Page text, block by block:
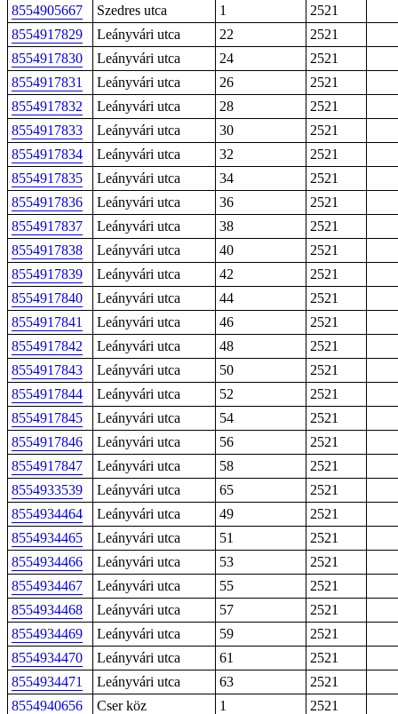
8554905667
Szedres utca 1
2521
8554917829
Leányvári utca 22
2521
8554917830
Leányvári utca 24
2521
8554917831
Leányvári utca 26
2521
8554917832
Leányvári utca 28
2521
8554917833
Leányvári utca 30
2521
8554917834
Leányvári utca 32
2521
8554917835
Leányvári utca 34
2521
8554917836
Leányvári utca 36
2521
8554917837
Leányvári utca 38
2521
8554917838
Leányvári utca 40
2521
8554917839
Leányvári utca 42
2521
8554917840
Leányvári utca 44
2521
8554917841
Leányvári utca 46
2521
8554917842
Leányvári utca 48
2521
8554917843
Leányvári utca 50
2521
8554917844
Leányvári utca 52
2521
8554917845
Leányvári utca 54
2521
8554917846
Leányvári utca 56
2521
8554917847
Leányvári utca 58
2521
8554933539
Leányvári utca 65
2521
8554934464
Leányvári utca 49
2521
8554934465
Leányvári utca 51
2521
8554934466
Leányvári utca 53
2521
8554934467
Leányvári utca 55
2521
8554934468
Leányvári utca 57
2521
8554934469
Leányvári utca 59
2521
8554934470
Leányvári utca 61
2521
8554934471
Leányvári utca 63
2521
8554940656
Cser köz 1
2521